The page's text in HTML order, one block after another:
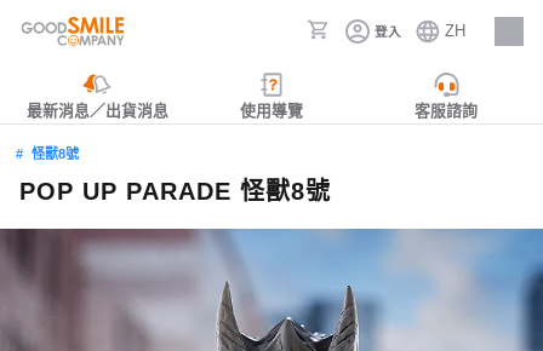
登入 ZH
人才招募
最新消息／出貨消息 使用導覽 客服諮詢
怪獸8號
POP UP PARADE 怪獸8號